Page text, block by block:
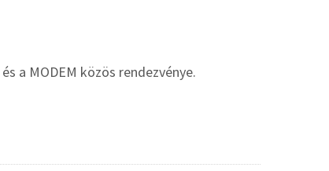
a MODEM közös rendezvénye.